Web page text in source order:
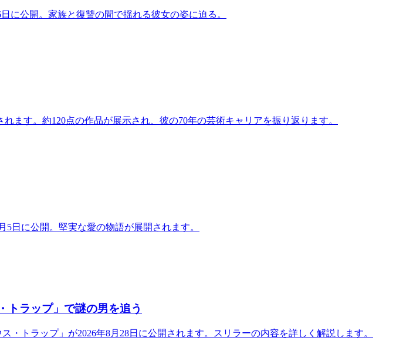
に公開。家族と復讐の間で揺れる彼女の姿に迫る。
ます。約120点の作品が展示され、彼の70年の芸術キャリアを振り返ります。
日に公開。堅実な愛の物語が展開されます。
トラップ」で謎の男を追う
トラップ」が2026年8月28日に公開されます。スリラーの内容を詳しく解説します。